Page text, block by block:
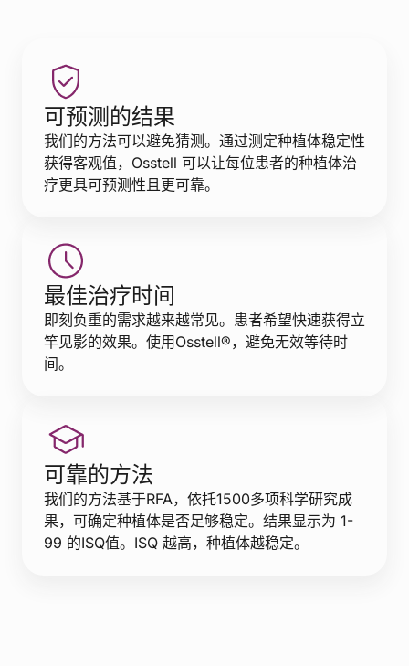
可预测的结果
我们的方法可以避免猜测。通过测定种植体稳定性
获得客观值，Osstell 可以让每位患者的种植体治
疗更具可预测性且更可靠。
最佳治疗时间
即刻负重的需求越来越常见。患者希望快速获得立
竿见影的效果。使用Osstell®，避免无效等待时
间。
可靠的方法
我们的方法基于RFA，依托1500多项科学研究成
果，可确定种植体是否足够稳定。结果显示为 1-
99 的ISQ值。ISQ 越高，种植体越稳定。